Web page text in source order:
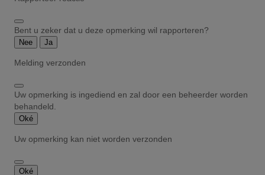
Bent u zeker dat u deze opmerking wil rapporteren?
Nee Ja
Melding verzonden
Uw opmerking is ingediend en zal door een beheerder worden
behandeld.
Oké
Uw opmerking kan niet worden verzonden
Oké